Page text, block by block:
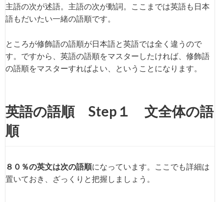
主語の次が述語。主語の次が動詞。ここまでは英語も日本
語もだいたい一緒の語順です。
ところが修飾語の語順が日本語と英語では全く違うので
す。ですから、英語の語順をマスターしたければ、修飾語
の語順をマスターすればよい、ということになります。
英語の語順 Step１ 文全体の語
順
８０％の英文は次の語順になっています。ここでも詳細は
置いておき、ざっくりと把握しましょう。